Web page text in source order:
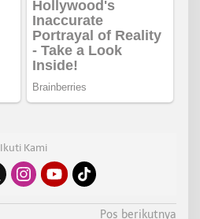
Ikuti Kami
Pos berikutnya